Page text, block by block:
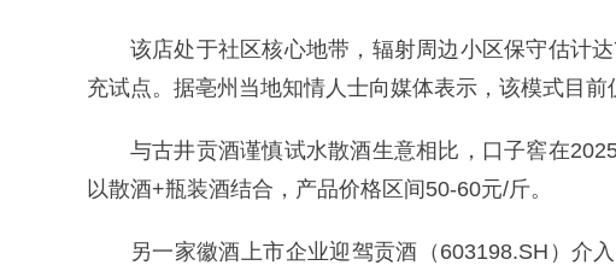
该店处于社区核心地带，辐射周边小区保守估计
充试点。据亳州当地知情人士向媒体表示，该模式目前
与古井贡酒谨慎试水散酒生意相比，口子窖在
以散酒+瓶装酒结合，产品价格区间50-60元/斤。
另一家徽酒上市企业迎驾贡酒（603198.SH）介